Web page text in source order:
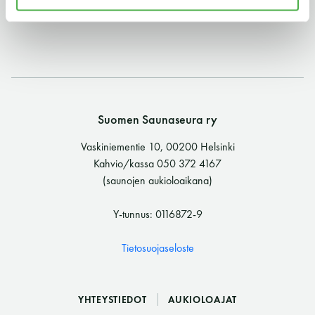
11 saunomiskerran kortti
120€
Vuosikortti - M / N
695€ / 275€
Suomen Saunaseura ry
(saunojen aukioloaikana)
Suomen Saunaseura ry
Vaskiniementie 10, 00200 Helsinki
Kahvio/kassa 050 372 4167
(saunojen aukioloaikana)
Y-tunnus: 0116872-9
Tietosuojaseloste
YHTEYSTIEDOT AUKIOLOAJAT